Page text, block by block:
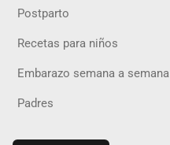
Postparto
Recetas para niños
Embarazo semana a semana
Padres